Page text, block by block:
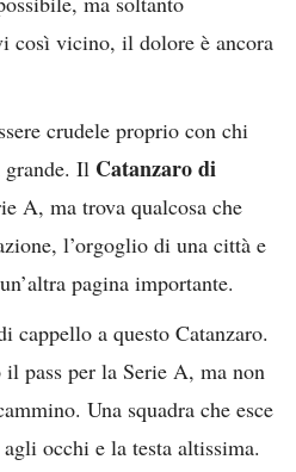
così vicino, il dolore è ancora
crudele proprio con chi
Il Catanzaro di
A, ma trova qualcosa che
l’orgoglio di una città e
pagina importante.
cappello a questo Catanzaro.
il pass per la Serie A, ma non
Una squadra che esce
occhi e la testa altissima.